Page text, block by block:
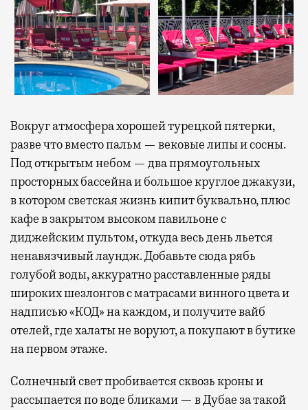
Вокруг атмосфера хорошей турецкой пятерки,
разве что вместо пальм — вековые липы и сосны.
Под открытым небом — два прямоугольных
просторных бассейна и большое круглое джакузи,
в котором светская жизнь кипит буквально, плюс
кафе в закрытом высоком павильоне с
диджейским пультом, откуда весь день льется
ненавязчивый лаундж. Добавьте сюда рябь
голубой воды, аккуратно расставленные ряды
широких шезлонгов с матрасами винного цвета и
надписью «КОД» на каждом, и получите вайб
отелей, где халаты не воруют, а покупают в бутике
на первом этаже.
Солнечный свет пробивается сквозь кроны и
рассыпается по воде бликами — в Дубае за такой